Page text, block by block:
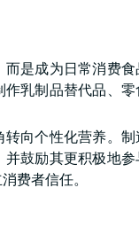
是成为日常消费
乳制品替代品、
向个性化营养。
鼓励其更积极地
费者信任。